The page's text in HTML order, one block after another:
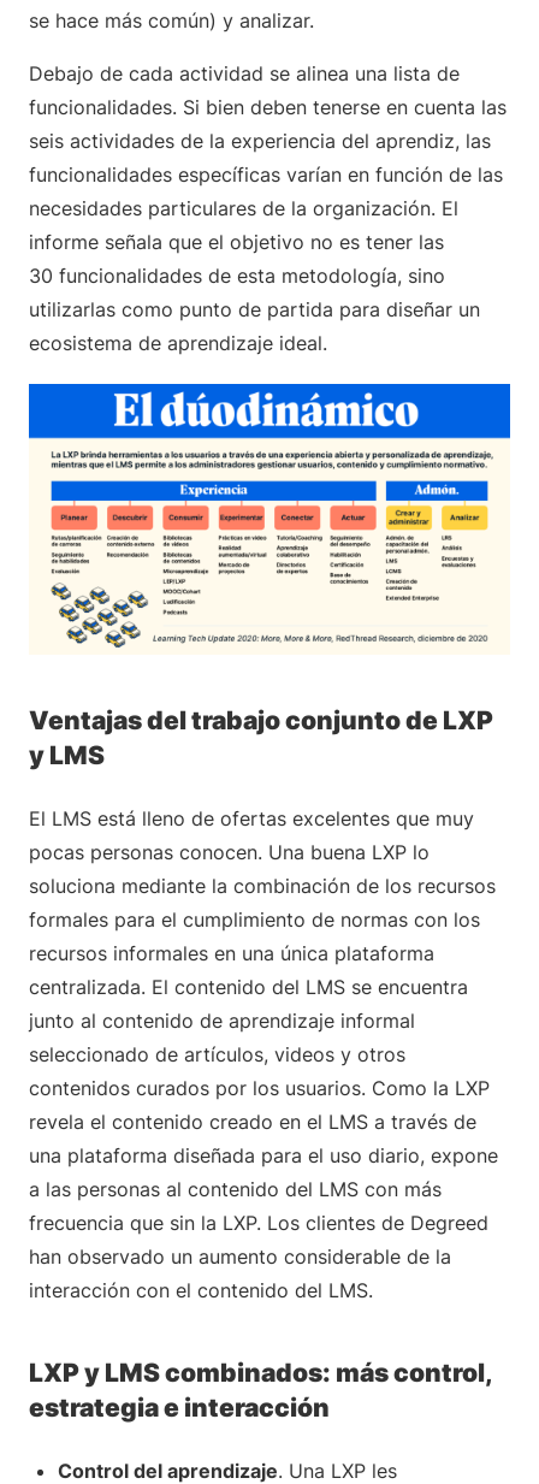
se hace más común) y analizar.
Debajo de cada actividad se alinea una lista de
funcionalidades. Si bien deben tenerse en cuenta las
seis actividades de la experiencia del aprendiz, las
funcionalidades específicas varían en función de las
necesidades particulares de la organización. El
informe señala que el objetivo no es tener las
30 funcionalidades de esta metodología, sino
utilizarlas como punto de partida para diseñar un
ecosistema de aprendizaje ideal.
Ventajas del trabajo conjunto de LXP
y LMS
El LMS está lleno de ofertas excelentes que muy
pocas personas conocen. Una buena LXP lo
soluciona mediante la combinación de los recursos
formales para el cumplimiento de normas con los
recursos informales en una única plataforma
centralizada. El contenido del LMS se encuentra
junto al contenido de aprendizaje informal
seleccionado de artículos, videos y otros
contenidos curados por los usuarios. Como la LXP
revela el contenido creado en el LMS a través de
una plataforma diseñada para el uso diario, expone
a las personas al contenido del LMS con más
frecuencia que sin la LXP. Los clientes de Degreed
han observado un aumento considerable de la
interacción con el contenido del LMS.
LXP y LMS combinados: más control,
estrategia e interacción
Control del aprendizaje. Una LXP les